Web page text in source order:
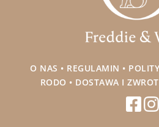
O NAS • REGULAMIN •
RODO • DOSTAWA I